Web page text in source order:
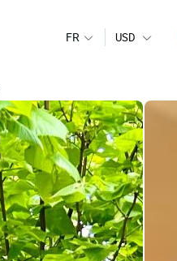
FR USD